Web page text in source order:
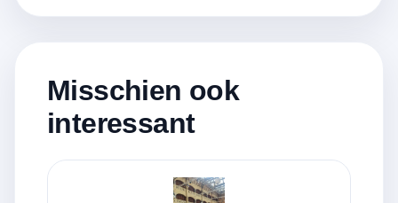
Misschien ook
interessant